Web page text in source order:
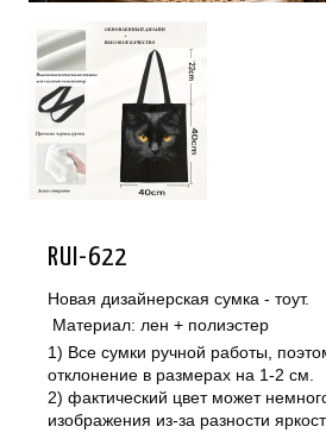
RUI-622
Новая дизайнерская сумка - тоут.
Материал: лен + полиэстер
1) Все сумки ручной работы,
отклонение в размерах на 1-2 см.
2) фактический цвет может
изображения из-за разности